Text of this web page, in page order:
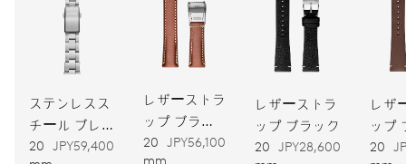
直径25.60mm、11 1/2リーニュ
ワインディング
自動巻
振動
ステンレスス
チール ブレ
スレット
20 JPY59,400
レザーストラ
ップ ブラウ
ン
20 JPY56,100
レザーストラ
ップ ブラック
20 JPY28,600
レザ
ップ
20